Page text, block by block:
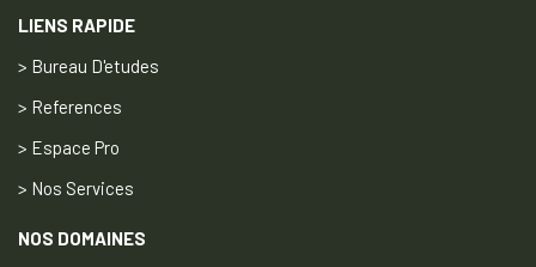
LIENS RAPIDE
> Bureau D'etudes
> References
> Espace Pro
> Nos Services
NOS DOMAINES